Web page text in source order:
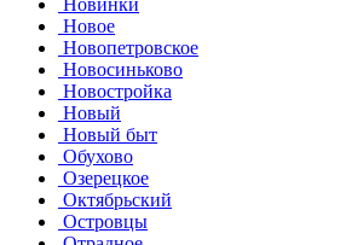
Новое
Новопетровское
Новосиньково
Новостройка
Новый
Новый быт
Обухово
Озерецкое
Октябрьский
Островцы